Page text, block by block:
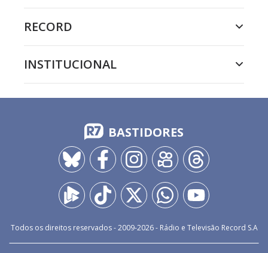
RECORD
INSTITUCIONAL
BASTIDORES
Todos os direitos reservados - 2009-2026- Rádio e Televisão Record S.A